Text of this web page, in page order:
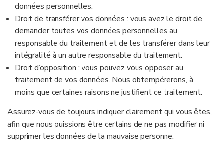
données personnelles.
Droit de transférer vos données : vous avez le droit de
demander toutes vos données personnelles au
responsable du traitement et de les transférer dans leur
intégralité à un autre responsable du traitement.
Droit d’opposition : vous pouvez vous opposer au
traitement de vos données. Nous obtempérerons, à
moins que certaines raisons ne justifient ce traitement.
Assurez-vous de toujours indiquer clairement qui vous êtes,
afin que nous puissions être certains de ne pas modifier ni
supprimer les données de la mauvaise personne.